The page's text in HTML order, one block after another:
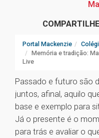
Portal Mackenzie
Memória e tradição:
Live
Passado e futuro são
juntos, afinal, aquilo
base e exemplo para
Já o presente é o
para trás e avaliar o